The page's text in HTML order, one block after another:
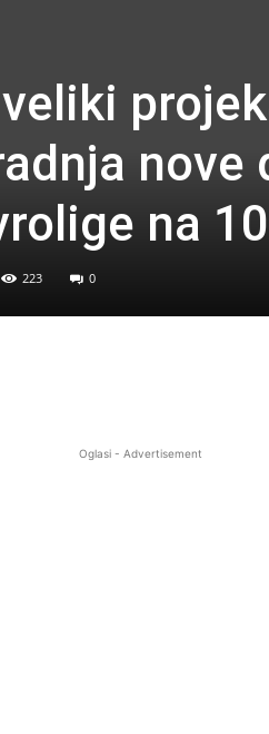
nove
na
223 0
Oglasi - Advertisement